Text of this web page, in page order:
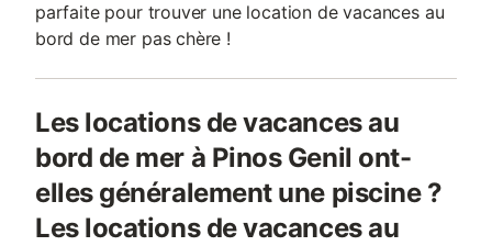
parfaite pour trouver une location de vacances au
bord de mer pas chère !
Les locations de vacances au
bord de mer à Pinos Genil ont-
elles généralement une piscine ?
Les locations de vacances au